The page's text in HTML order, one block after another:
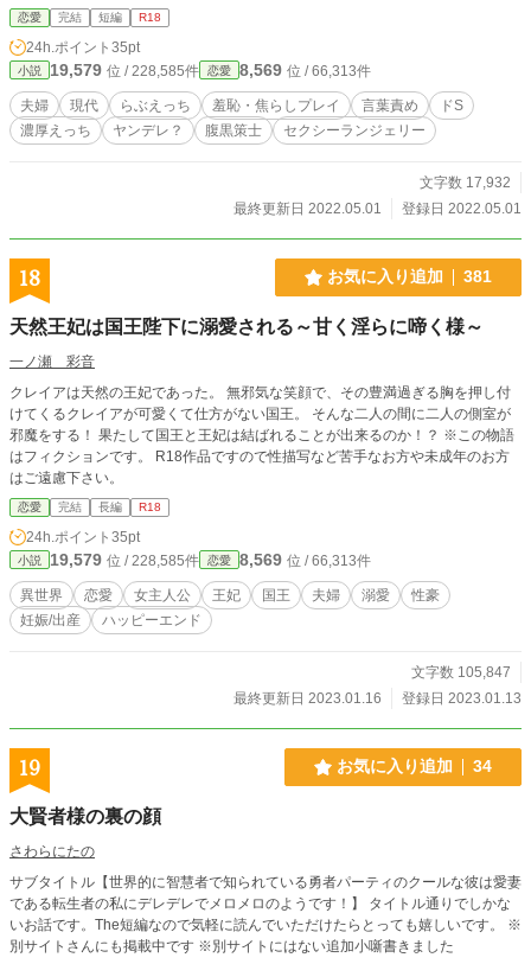
要素、（若干の）露出・調教要素、‬中出し‬表現がありますの
で、前述の要素が苦手な方はご注意ください ※表紙はpixaba
y様よりお借りし、SS表紙メーカー様にて加工しております
恋愛 完結 短編 R18
24h.ポイント 35pt
小説 19,579 位 / 228,585件 恋愛 8,569 位 / 66,313件
夫婦 現代 らぶえっち 羞恥・焦らしプレイ 言葉責め
ドS
濃厚えっち
ヤンデレ？ 腹黒策士 セクシーランジェリー
文字数 17,932
最終更新日 2022.05.01
登録日 2022.05.01
18 お気に入り追加 381
天然王妃は国王陛下に溺愛される～甘く淫らに啼く様～
一ノ瀬 彩音
クレイアは天然の王妃であった。 無邪気な笑顔で、その豊満過ぎる胸を押し付
けてくるクレイアが可愛くて仕方がない国王。 そんな二人の間に二人の側室が
邪魔をする！ 果たして国王と王妃は結ばれることが出来るのか！？ ※この物語
はフィクションです。 R18作品ですので性描写など苦手なお方や未成年のお方
はご遠慮下さい。
恋愛 完結 長編 R18
24h.ポイント 35pt
小説 19,579 位 / 228,585件 恋愛 8,569 位 / 66,313件
異世界 恋愛 女主人公 王妃 国王 夫婦 溺愛
性豪
妊娠/出産
ハッピーエンド
文字数 105,847
最終更新日 2023.01.16
登録日 2023.01.13
19 お気に入り追加 34
大賢者様の裏の顔
さわらにたの
サブタイトル【世界的に智慧者で知られている勇者パーティのクールな彼は愛妻
である転生者の私にデレデレでメロメロのようです！】 タイトル通りでしかな
いお話です。The短編なので気軽に読んでいただけたらとっても嬉しいです。 ※
別サイトさんにも掲載中です ※別サイトにはない追加小噺書きました